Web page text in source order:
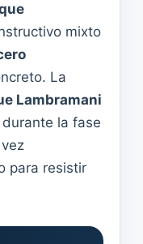
mixto
La
Lambramani
la fase
para resistir